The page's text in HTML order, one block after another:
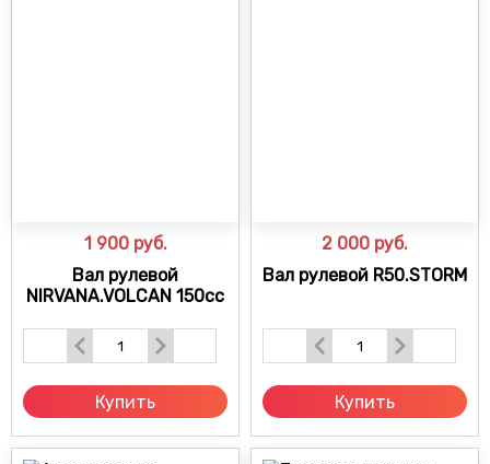
1 900 руб.
Вал рулевой
NIRVANA.VOLCAN 150сс
Купить
2 000 руб.
Вал рулевой R50.STORM
Купить